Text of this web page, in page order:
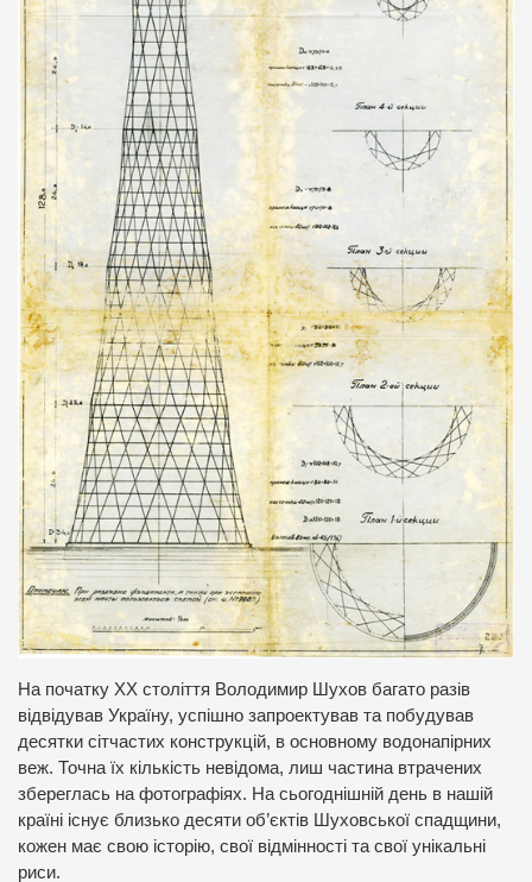
На початку ХХ століття Володимир Шухов багато разів
відвідував Україну, успішно запроектував та побудував
десятки сітчастих конструкцій, в основному водонапірних
веж. Точна їх кількість невідома, лиш частина втрачених
збереглась на фотографіях. На сьогоднішній день в нашій
країні існує близько десяти об’єктів Шуховської спадщини,
кожен має свою історію, свої відмінності та свої унікальні
риси.